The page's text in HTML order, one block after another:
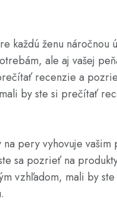
každú ženu náročnou
ale aj vašej
recenzie a
by ste si prečítať
pery vyhovuje
sa pozrieť na
vzhľadom, mali by